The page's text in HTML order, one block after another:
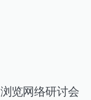
浏览网络研讨会